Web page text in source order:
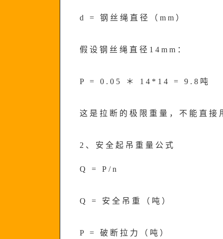
d = 钢丝绳直径（mm）
假设钢丝绳直径14mm：
P = 0.05 ＊ 14*14 = 9.8吨
这是拉断的极限重量，不能直接
2、安全起吊重量公式
Q = P/n
Q = 安全吊重（吨）
P = 破断拉力（吨）